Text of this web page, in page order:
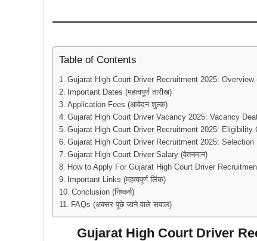
Table of Contents
Gujarat High Court Driver Recruitment 2025: Overview
Important Dates (महत्वपूर्ण तारीख)
Application Fees (आवेदन शुल्क)
Gujarat High Court Driver Vacancy 2025: Vacancy
Gujarat High Court Driver Recruitment 2025: Eligibility
Gujarat High Court Driver Recruitment 2025: Selection
Gujarat High Court Driver Salary (वेतनमान)
How to Apply For Gujarat High Court Driver
Important Links (महत्वपूर्ण लिंक)
Conclusion (निष्कर्ष)
FAQs (अक्सर पूछे जाने वाले सवाल)
Gujarat High Court Driver